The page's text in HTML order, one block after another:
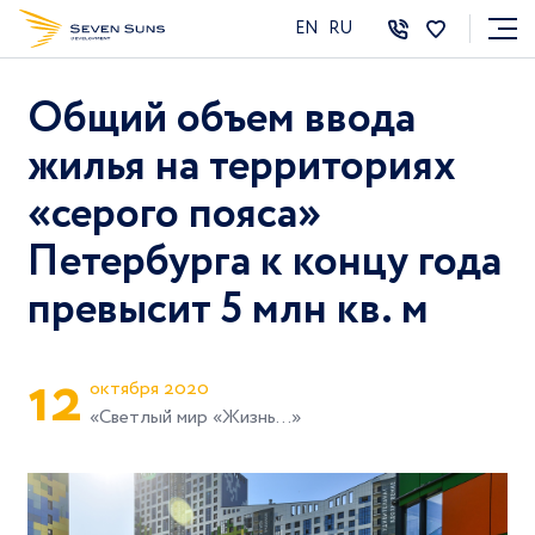
EN RU
Общий объем ввода
жилья на территориях
«серого пояса»
Петербурга к концу года
превысит 5 млн кв. м
12 октября 2020
«Светлый мир «Жизнь...»